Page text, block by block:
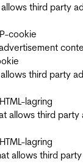
third party
cookie
third party
lagring
allows third
lagring
allows third